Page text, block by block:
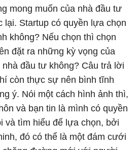
mong muốn của nhà đầu tư
lại. Startup có quyền lựa chọn
không? Nếu chọn thì chọn
đặt ra những kỳ vọng của
đầu tư không? Câu trả lời
còn thực sự nên bình tĩnh
ý. Nói một cách hình ảnh thì,
và bạn tin là mình có quyền
và tìm hiểu để lựa chọn, bởi
đó có thể là một đám cưới